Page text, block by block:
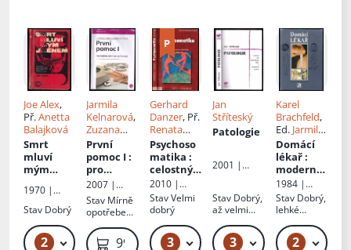
o
nezodpov
ězených
otázkách
Joe Alex,
Př.Anetta
Balajková
Smrt
mluví
mým
1970 |
nakladatels
tví
Stav Dobrý
2 49 Kč – 59 Kč
Jarmila
Kelnarová,
Zuzana
Číková
Jana
Toufarová
Jana
Sedláčkov
á
První
pomoc I:
pro
studenty
zdravotni
ckých
oborů -
[Díl] I
2007 |
Grada
Stav Mírně
opotřebená
zvlněné
neslepené99 Kč
Gerhard
Danzer, Př.
Renata
Höllgeová
Psychoso
matika :
celostný
pohled na
zdraví
těla i
duše
2010 |
Portál
StavVelmi
dobrý
3 319 Kč – 329 Kč
Jan
Stříteský
Patologie
2001 |
Stav Dobrý,
až velmi
3 99 Kč – 119 Kč
Karel
Brachfeld,
Ed. Jarmila
Krivaničov
á
Domácí
lékař:
moderní
zdravověd
ný rádce
1984 |
Avicenum
Stav Dobrý,
lehké
2